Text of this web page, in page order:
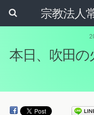
宗教法人
本日、吹田